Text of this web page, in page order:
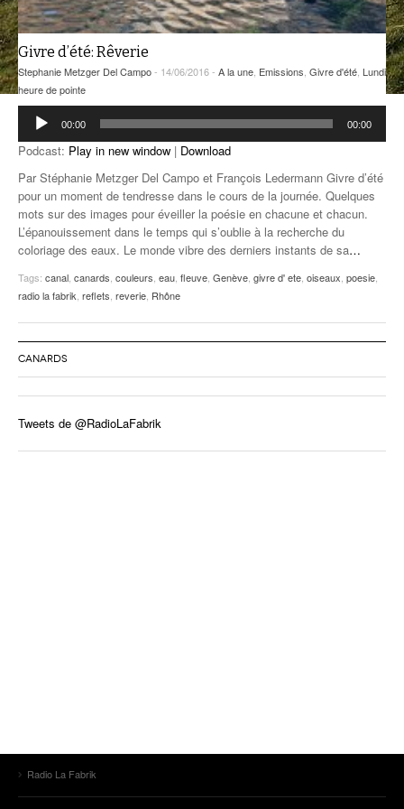
ANCIENNES ÉMISSIONS
Givre d’été: Rêverie
Stephanie Metzger Del Campo- 14/06/2016 - A la une Emissions Givre d'été Lundi
heure de pointe
Lecteur
audio
00:00 00:00
Podcast: Play in new window | Download
Par Stéphanie Metzger Del Campo et François Ledermann Givre d’été
pour un moment de tendresse dans le cours de la journée. Quelques
mots sur des images pour éveiller la poésie en chacune et chacun.
L’épanouissement dans le temps qui s’oublie à la recherche du
coloriage des eaux. Le monde vibre des derniers instants de sa…
Tags: canal canards couleurs eau fleuve Genève givre d' ete oiseaux poesie
radio la fabrik reflets reverie Rhône
CANARDS
Tweets de @RadioLaFabrik
Radio La Fabrik